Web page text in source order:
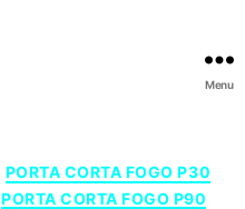
Menu
PORTA CORTA FOGO P30
PORTA CORTA FOGO P90